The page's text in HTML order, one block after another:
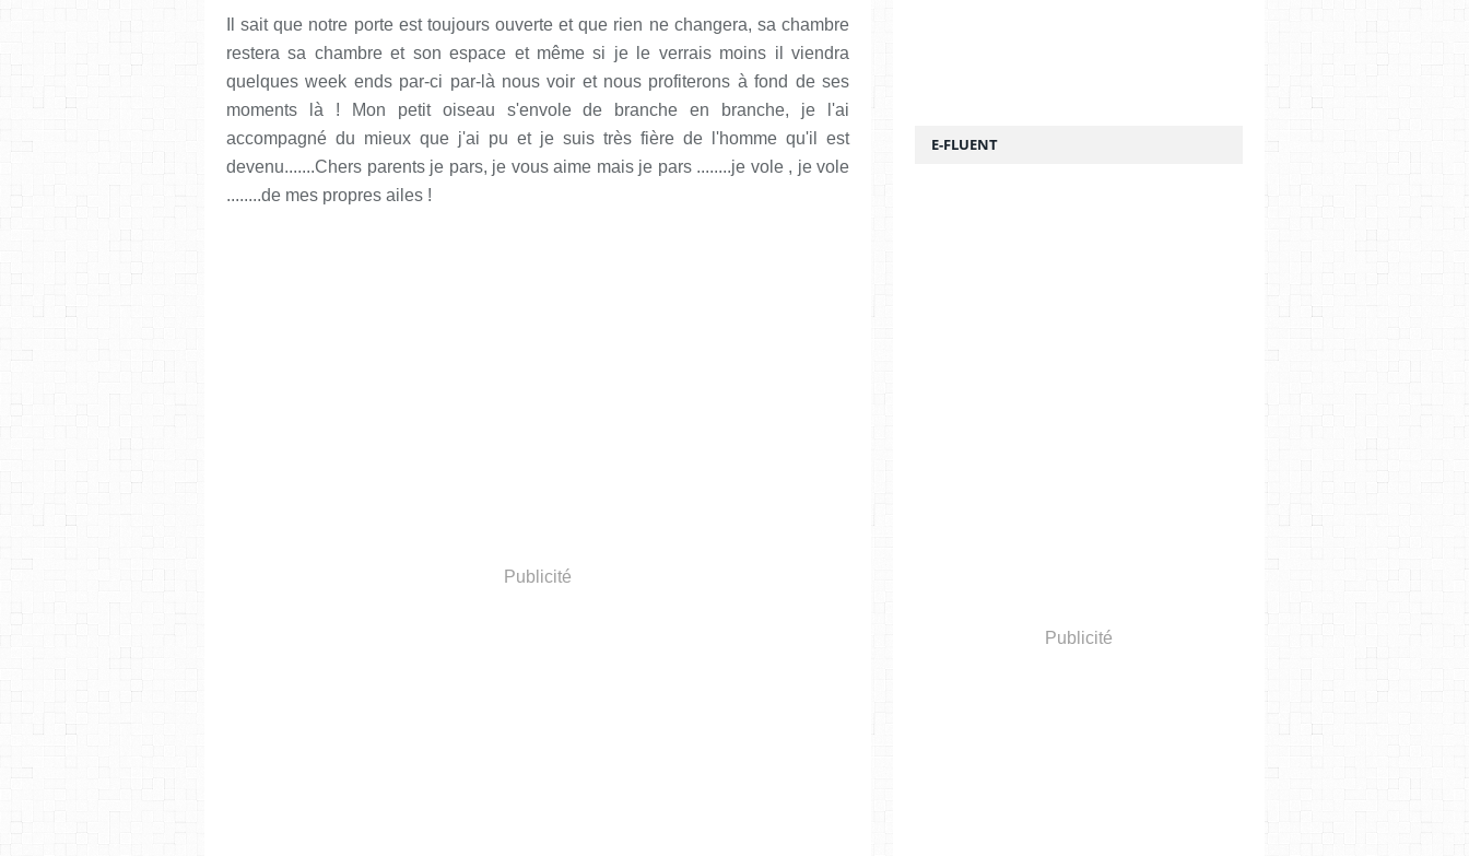
Il sait que notre porte est toujours ouverte et que rien ne changera, sa chambre
restera sa chambre et son espace et même si je le verrais moins il viendra
quelques week ends par-ci par-là nous voir et nous profiterons à fond de ses
moments là ! Mon petit oiseau s'envole de branche en branche, je l'ai
accompagné du mieux que j'ai pu et je suis très fière de l'homme qu'il est
devenu.......Chers parents je pars, je vous aime mais je pars ........je vole , je vole
........de mes propres ailes !
Publicité
Publicité
E-FLUENT